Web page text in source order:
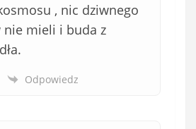
, nic dziwnego
nie mieli i buda z
Odpowiedz